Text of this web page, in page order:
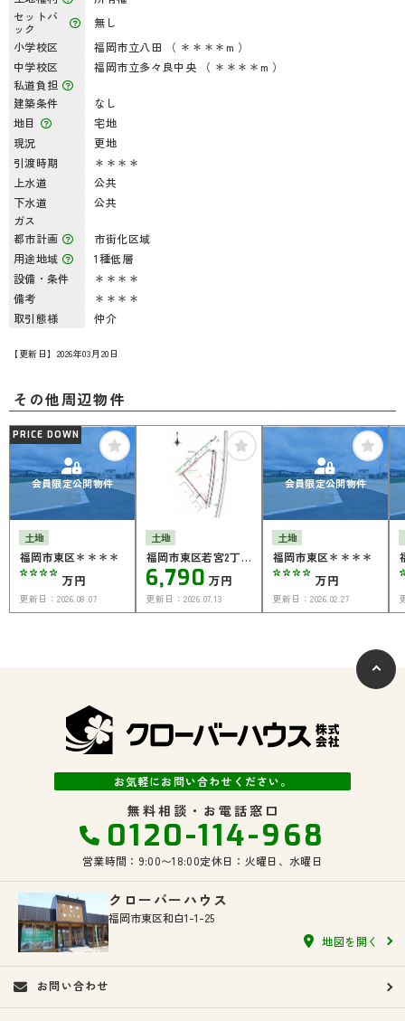
セットバ
ック
無し
小学校区
福岡市立八田 （ ＊＊＊＊m ）
中学校区
福岡市立多々良中央 （ ＊＊＊＊m ）
私道負担
建築条件
なし
地目
宅地
現況
更地
引渡時期
＊＊＊＊
上水道
公共
下水道
公共
ガス
都市計画
市街化区域
用途地域
1種低層
設備・条件
＊＊＊＊
備考
＊＊＊＊
取引態様
仲介
【更新日】2026年03月20日
その他周辺物件
会員限定公開物件
PRICE DOWN
土地
福岡市東区＊＊＊＊
**** 万円
更新日： 2026.08.07
土地
福岡市東区若宮2丁
目
6,790 万円
更新日： 2026.07.13
会員限定公開物件
土地
福岡市東区＊＊＊＊
**** 万円
更新日： 2026.02.27
お気軽にお問い合わせください。
無料相談・お電話窓口
0120-114-968
営業時間：9:00〜18:00定休日：火曜日、水曜日
クローバーハウス
福岡市東区和白1-1-25
地図を開く
お問い合わせ